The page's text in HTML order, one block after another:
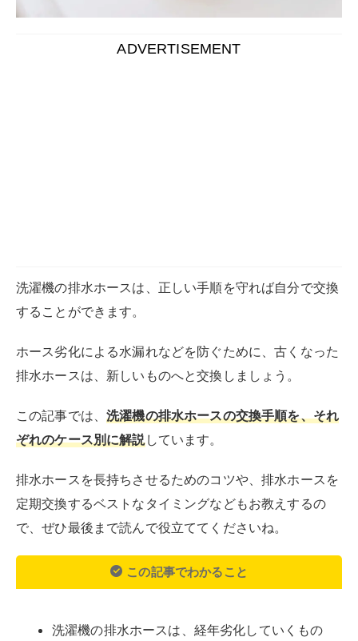
洗濯機の排水ホースは、正しい手順を守れば自分で交換
で、ぜひ最後まで読んで役立ててくださいね。
なので、2～3年程度、最低でも5年に1回は交換
したほうがよい
方法を詳しく解説
排水ホースまわりを定期的に掃除したり、カバ
ーをかぶせたりすることで、排水ホースを長持
目次